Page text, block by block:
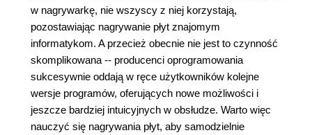
w nagrywarkę, nie wszyscy z niej korzystają,
pozostawiając nagrywanie płyt znajomym
informatykom. A przecież obecnie nie jest to czynność
skomplikowana -- producenci oprogramowania
sukcesywnie oddają w ręce użytkowników kolejne
wersje programów, oferujących nowe możliwości i
jeszcze bardziej intuicyjnych w obsłudze. Warto więc
nauczyć się nagrywania płyt, aby samodzielnie